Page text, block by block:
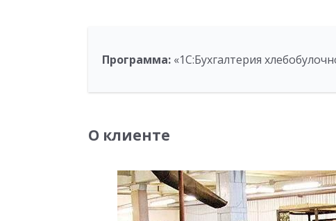
Программа: «1С:Бухгалтерия
О клиенте